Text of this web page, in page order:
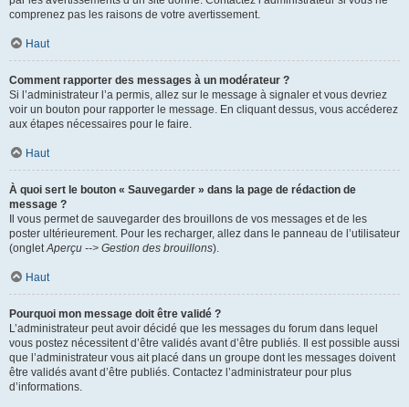
comprenez pas les raisons de votre avertissement.
Haut
Comment rapporter des messages à un modérateur ?
Si l’administrateur l’a permis, allez sur le message à signaler et vous devriez
voir un bouton pour rapporter le message. En cliquant dessus, vous accéderez
aux étapes nécessaires pour le faire.
Haut
À quoi sert le bouton « Sauvegarder » dans la page de rédaction de
message ?
Il vous permet de sauvegarder des brouillons de vos messages et de les
poster ultérieurement. Pour les recharger, allez dans le panneau de l’utilisateur
(ongletAperçu --> Gestion des brouillons).
Haut
Pourquoi mon message doit être validé ?
L’administrateur peut avoir décidé que les messages du forum dans lequel
vous postez nécessitent d’être validés avant d’être publiés. Il est possible aussi
que l’administrateur vous ait placé dans un groupe dont les messages doivent
être validés avant d’être publiés. Contactez l’administrateur pour plus
d’informations.